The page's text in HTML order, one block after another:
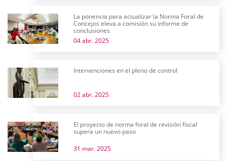
La ponencia para actualizar la Norma Foral de
Concejos eleva a comisión su informe de
conclusiones
04 abr. 2025
Intervenciones en el pleno de control
02 abr. 2025
El proyecto de norma foral de revisión fiscal
supera un nuevo paso
31 mar. 2025